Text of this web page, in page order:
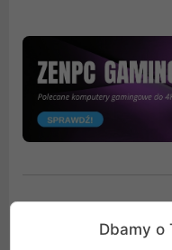
Komputer do
Dbamy o